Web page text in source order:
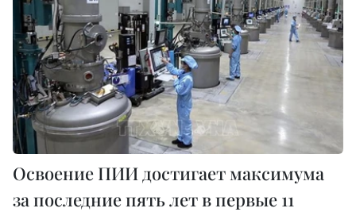
Освоение ПИИ достигает максимума
за последние пять лет в первые 11